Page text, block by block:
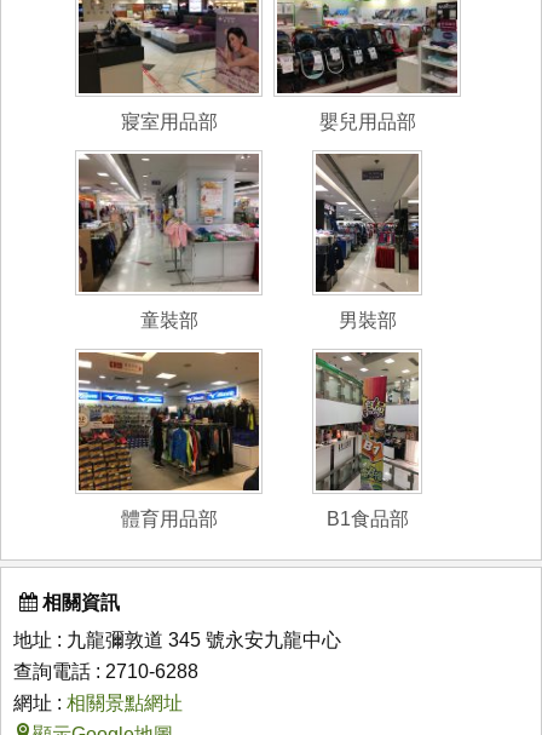
寢室用品部 嬰兒用品部
童裝部 男裝部
體育用品部 B1食品部
相關資訊
地址 : 九龍彌敦道 345 號永安九龍中心
查詢電話 : 2710-6288
網址 : 相關景點網址